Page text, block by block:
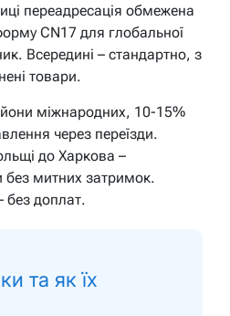
переадресація обмежена
CN17 для глобальної
Всередині – стандартно, з
товари.
міжнародних, 10-15%
через переїзди.
до Харкова –
митних затримок.
без доплат.
та як їх